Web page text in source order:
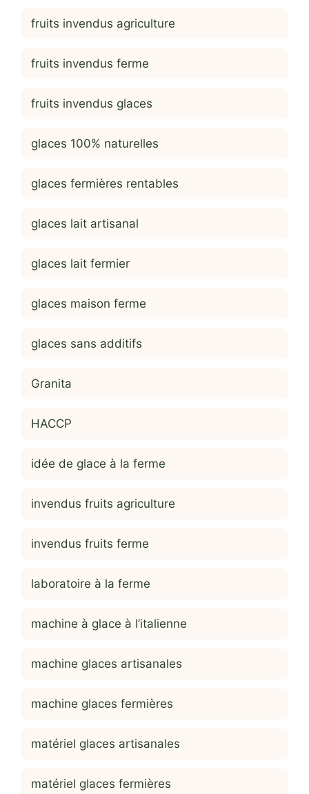
fruits invendus agriculture
fruits invendus ferme
fruits invendus glaces
glaces 100% naturelles
glaces fermières rentables
glaces lait artisanal
glaces lait fermier
glaces maison ferme
glaces sans additifs
Granita
HACCP
idée de glace à la ferme
invendus fruits agriculture
invendus fruits ferme
laboratoire à la ferme
machine à glace à l’italienne
machine glaces artisanales
machine glaces fermières
matériel glaces artisanales
matériel glaces fermières